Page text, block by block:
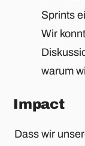
Sprints
Wir
warum
Impact
Dass wir